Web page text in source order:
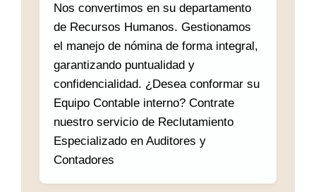
Nos convertimos en su departamento
de Recursos Humanos. Gestionamos
el manejo de nómina de forma integral,
garantizando puntualidad y
confidencialidad. ¿Desea conformar su
Equipo Contable interno? Contrate
nuestro servicio de Reclutamiento
Especializado en Auditores y
Contadores